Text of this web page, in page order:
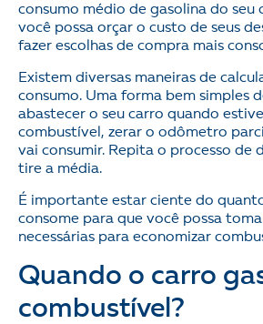
consumo médio de gasolina do seu
você possa orçar o custo de seus
fazer escolhas de compra mais
Existem diversas maneiras de
consumo. Uma forma bem simples
abastecer o seu carro quando
combustível, zerar o odômetro
vai consumir. Repita o processo de
tire a média.
É importante estar ciente do
consome para que você possa
necessárias para economizar
Quando o carro
combustível?